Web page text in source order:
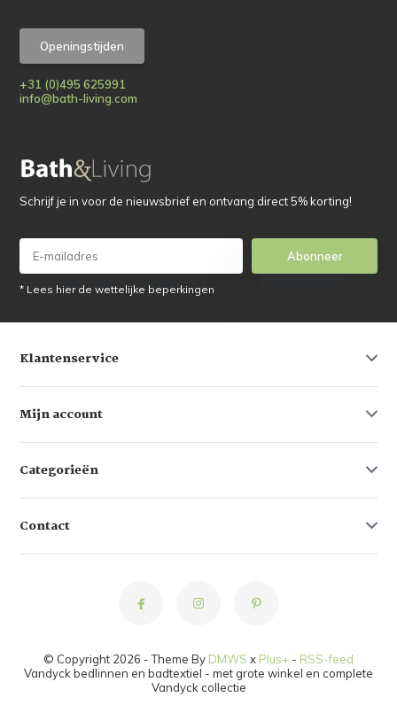
Openingstijden
+31 (0)495 625991
info@bath-living.com
Schrijf je in voor de nieuwsbrief en ontvang direct 5% korting!
Abonneer
* Lees hier de wettelijke beperkingen
Klantenservice
Mijn account
Categorieën
Contact
© Copyright 2026 - Theme By DMWS x Plus+ - RSS-feed
Vandyck bedlinnen en badtextiel - met grote winkel en complete
Vandyck collectie